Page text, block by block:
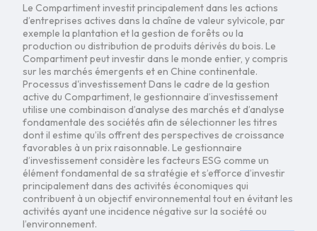
Le Compartiment investit principalement dans les actions
d’entreprises actives dans la chaîne de valeur sylvicole, par
exemple la plantation et la gestion de forêts ou la
production ou distribution de produits dérivés du bois. Le
Compartiment peut investir dans le monde entier, y compris
sur les marchés émergents et en Chine continentale.
Processus d'investissement Dans le cadre de la gestion
active du Compartiment, le gestionnaire d’investissement
utilise une combinaison d’analyse des marchés et d’analyse
fondamentale des sociétés afin de sélectionner les titres
dont il estime qu’ils offrent des perspectives de croissance
favorables à un prix raisonnable. Le gestionnaire
d’investissement considère les facteurs ESG comme un
élément fondamental de sa stratégie et s’efforce d’investir
principalement dans des activités économiques qui
contribuent à un objectif environnemental tout en évitant les
activités ayant une incidence négative sur la société ou
l’environnement.